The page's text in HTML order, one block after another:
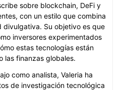
sobre blockchain, DeFi y
con un estilo que combina
divulgativa. Su objetivo es que
inversores experimentados
estas tecnologías están
las finanzas globales.
como analista, Valeria ha
de investigación tecnológica